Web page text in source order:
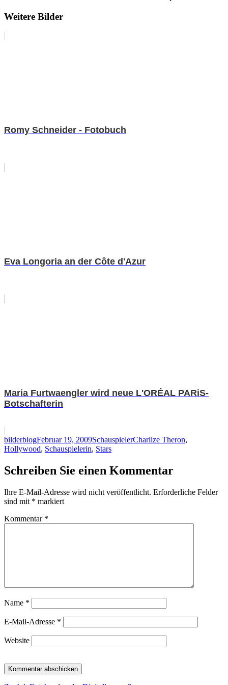
Weitere Bilder
Romy Schneider - Fotobuch
Eva Longoria an der Côte d'Azur
Maria Furtwaengler wird neue L'ORÉAL PARiS-
Botschafterin
Autor
bilderblogVeröffentlicht
am
Februar 19, 2009Kategorien
SchauspielerSchlagwörter
Charlize Theron,
Hollywood, Schauspielerin, Stars
Schreiben Sie einen Kommentar
Ihre E-Mail-Adresse wird nicht veröffentlicht. Erforderliche Felder
sind mit * markiert
Kommentar *
Name *
E-Mail-Adresse *
Website